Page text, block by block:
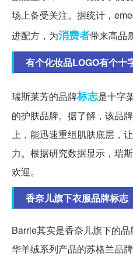
场上备受关注。据统计，
进配方，为消费者带来高品
有个化妆品LOGO有个十
瑞斯莱芳的品牌标志是十字
的护肤品牌。据了解，该品
上，能迅速重组肌肤底层，
力。根据研究数据显示，瑞
欢迎。
香奈儿旗下衣服品牌标志
Barrie其实是香奈儿旗下的
华羊绒系列产品的苏格兰品